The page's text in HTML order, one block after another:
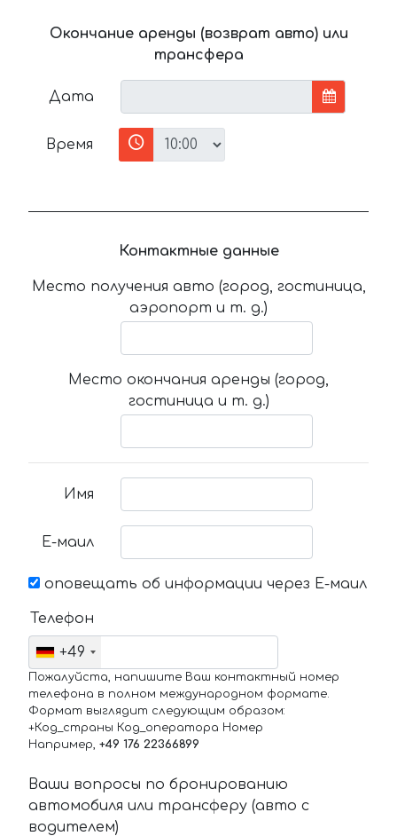
Окончание аренды (возврат авто) или
трансфера
Дата
Время
Контактные данные
Место получения авто (город, гостиница,
аэропорт и т. д.)
Место окончания аренды (город,
гостиница и т. д.)
Имя
Е-маил
оповещать об информации через Е-маил
Телефон
+49
Пожалуйста, напишите Ваш контактный номер
телефона в полном международном формате.
Формат выглядит следующим образом:
+Код_страны Код_оператора Номер
Например, +49 176 22366899
Ваши вопросы по бронированию
автомобиля или трансферу (авто с
водителем)